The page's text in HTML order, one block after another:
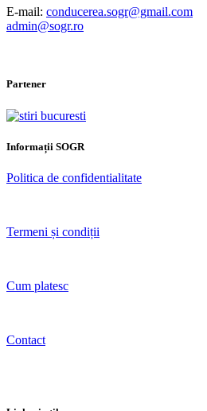
E-mail: conducerea.sogr@gmail.com
admin@sogr.ro
Partener
Informații SOGR
Politica de confidentialitate
Termeni și condiții
Cum platesc
Contact